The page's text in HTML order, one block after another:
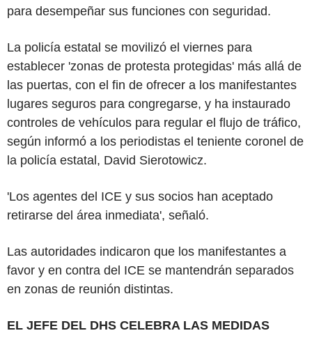
para desempeñar sus funciones con seguridad.
La policía estatal se movilizó el viernes para
establecer 'zonas de protesta protegidas' más allá de
las puertas, con el fin de ofrecer a los manifestantes
lugares seguros para congregarse, y ha instaurado
controles de vehículos para regular el flujo de tráfico,
según informó a los periodistas el teniente coronel de
la policía estatal, David Sierotowicz.
'Los agentes del ICE y sus socios han aceptado
retirarse del área inmediata', señaló.
Las autoridades indicaron que los manifestantes a
favor y en contra del ICE se mantendrán separados
en zonas de reunión distintas.
EL JEFE DEL DHS CELEBRA LAS MEDIDAS